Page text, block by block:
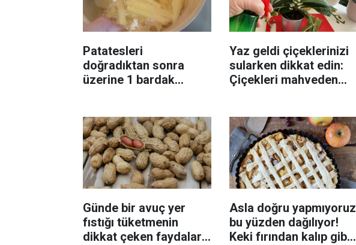
Patatesleri
doğradıktan sonra
üzerine 1 bardak
Yaz geldi çiçeklerinizi
sularken dikkat edin:
Çiçekleri mahveden
Günde bir avuç yer
fıstığı tüketmenin
dikkat çeken faydaları:
Asla doğru yapmıyoruz
bu yüzden dağılıyor!
Keki fırından kalıp gibi